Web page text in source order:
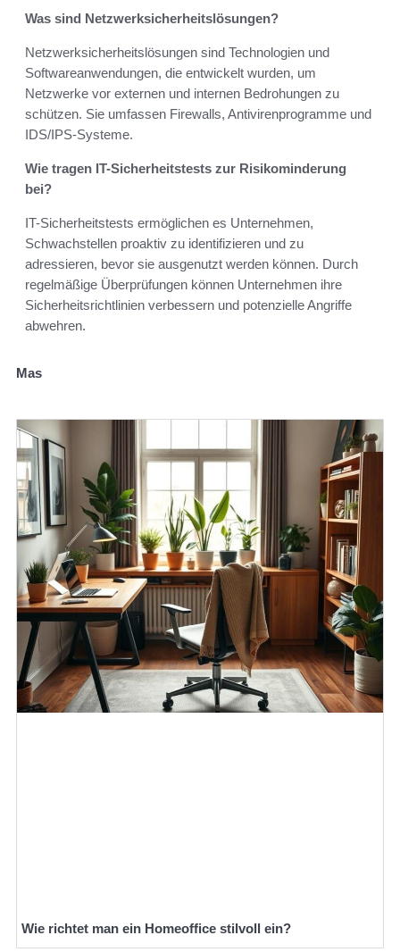
Was sind Netzwerksicherheitslösungen?
Netzwerksicherheitslösungen sind Technologien und
Softwareanwendungen, die entwickelt wurden, um
Netzwerke vor externen und internen Bedrohungen zu
schützen. Sie umfassen Firewalls, Antivirenprogramme und
IDS/IPS-Systeme.
Wie tragen IT-Sicherheitstests zur Risikominderung
bei?
IT-Sicherheitstests ermöglichen es Unternehmen,
Schwachstellen proaktiv zu identifizieren und zu
adressieren, bevor sie ausgenutzt werden können. Durch
regelmäßige Überprüfungen können Unternehmen ihre
Sicherheitsrichtlinien verbessern und potenzielle Angriffe
abwehren.
Mas
Wie richtet man ein Homeoffice stilvoll ein?